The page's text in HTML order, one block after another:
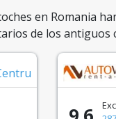
en Romania
de los